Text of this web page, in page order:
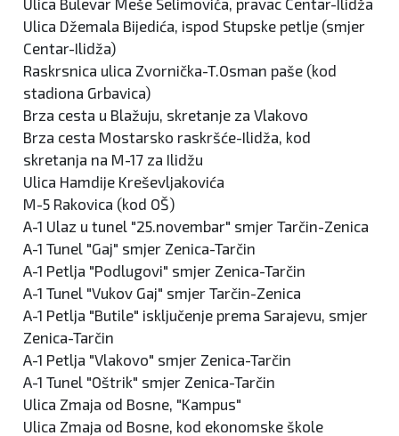
Ulica Džemala Bijedića, ispod Stupske petlje (smjer
Centar-Ilidža)
Raskrsnica ulica Zvornička-T.Osman paše (kod
stadiona Grbavica)
Brza cesta u Blažuju, skretanje za Vlakovo
Brza cesta Mostarsko raskršće-Ilidža, kod
skretanja na M-17 za Ilidžu
Ulica Hamdije Kreševljakovića
M-5 Rakovica (kod OŠ)
A-1 Ulaz u tunel "25.novembar" smjer Tarčin-Zenica
A-1 Tunel "Gaj" smjer Zenica-Tarčin
A-1 Petlja "Podlugovi" smjer Zenica-Tarčin
A-1 Tunel "Vukov Gaj" smjer Tarčin-Zenica
A-1 Petlja "Butile" isključenje prema Sarajevu, smjer
Zenica-Tarčin
A-1 Petlja "Vlakovo" smjer Zenica-Tarčin
A-1 Tunel "Oštrik" smjer Zenica-Tarčin
Ulica Zmaja od Bosne, "Kampus"
Ulica Zmaja od Bosne, kod ekonomske škole